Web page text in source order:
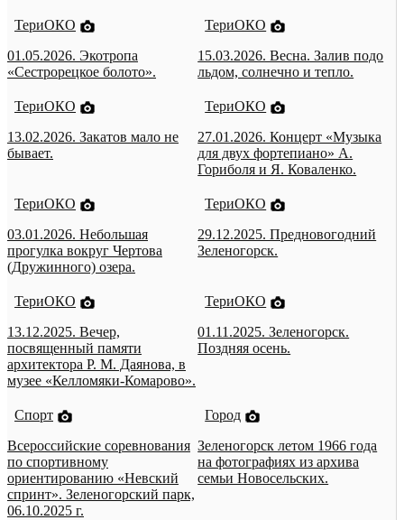
ТериОКО
01.05.2026. Экотропа
«Сестрорецкое болото».
ТериОКО
15.03.2026. Весна. Залив подо
льдом, солнечно и тепло.
ТериОКО
13.02.2026. Закатов мало не
бывает.
ТериОКО
27.01.2026. Концерт «Музыка
для двух фортепиано» А.
Гориболя и Я. Коваленко.
ТериОКО
03.01.2026. Небольшая
прогулка вокруг Чертова
(Дружинного) озера.
ТериОКО
29.12.2025. Предновогодний
Зеленогорск.
ТериОКО
13.12.2025. Вечер,
посвященный памяти
архитектора Р. М. Даянова, в
музее «Келломяки-Комарово».
ТериОКО
01.11.2025. Зеленогорск.
Поздняя осень.
Спорт
Всероссийские соревнования
по спортивному
ориентированию «Невский
спринт». Зеленогорский парк,
06.10.2025 г.
Город
Зеленогорск летом 1966 года
на фотографиях из архива
семьи Новосельских.